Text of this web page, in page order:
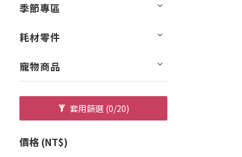
季節專區
耗材零件
寵物商品
套用篩選 (0/20)
價格 (NT$)